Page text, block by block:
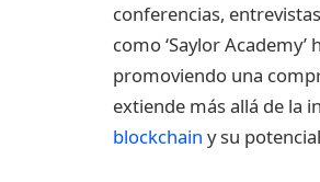
conferencias,
como ‘Saylor
promoviendo una
extiende más allá de la
blockchain y su